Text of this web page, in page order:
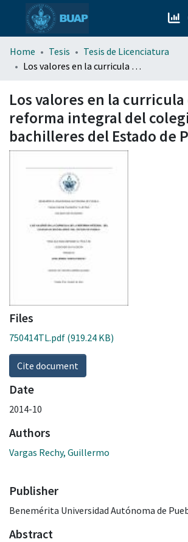
menu.section.about_menu
Home Tesis
Tesis de Licenciatura
Los valores en la curricula de la reforma integral del colegio de bachilleres del Estado de Puebla
Los valores en la curricula
reforma integral del
bachilleres del Estado de
Files
750414TL.pdf (919.24 KB)
Cite document
Date
2014-10
Authors
Vargas Rechy, Guillermo
Publisher
Benemérita Universidad Autónoma de
Abstract